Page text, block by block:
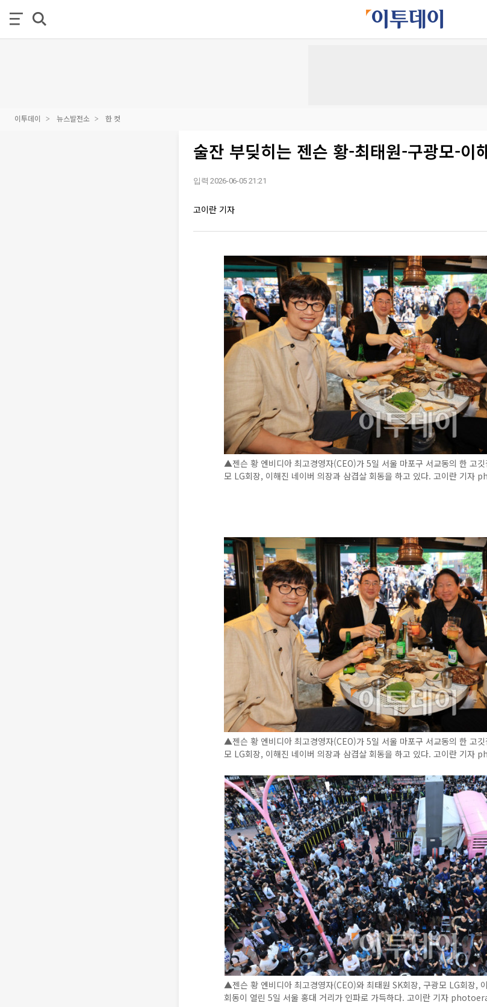
이투데이 뉴스발전소 한 컷
술잔 부딪히는 젠슨 황-최태원-구광모-이
입력 2026-06-05 21:21
고이란 기자
▲젠슨 황 엔비디아 최고경영자(CEO)가 5일 서울 마포구 서교동의 한 고
모 LG회장, 이해진 네이버 의장과 삼겹살 회동을 하고 있다. 고이란 기자
▲젠슨 황 엔비디아 최고경영자(CEO)가 5일 서울 마포구 서교동의 한 고
모 LG회장, 이해진 네이버 의장과 삼겹살 회동을 하고 있다. 고이란 기자
▲젠슨 황 엔비디아 최고경영자(CEO)와 최태원 SK회장, 구광모 LG회장,
회동이 열린 5일 서울 홍대 거리가 인파로 가득하다. 고이란 기자